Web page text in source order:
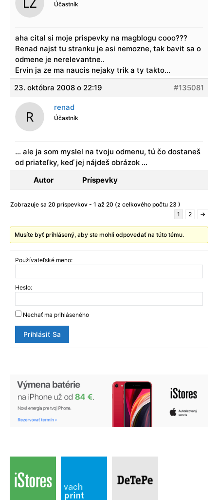
Účastník
aha cital si moje prispevky na magblogu cooo???
Renad najst tu stranku je asi nemozne, tak bavit sa o
odmene je nerelevantne..
Ervin ja ze ma naucis nejaky trik a ty takto…
23. októbra 2008 o 22:19
#135081
renad
Účastník
… ale ja som myslel na tvoju odmenu, tú čo dostaneš
od priateľky, keď jej nájdeš obrázok …
Autor
Príspevky
Zobrazuje sa 20 príspevkov - 1 až 20 (z celkového počtu 23 )
1
2 →
Musíte byť prihlásený, aby ste mohli odpovedať na túto tému.
Používateľské meno:
Heslo:
Nechať ma prihláseného
Prihlásiť Sa